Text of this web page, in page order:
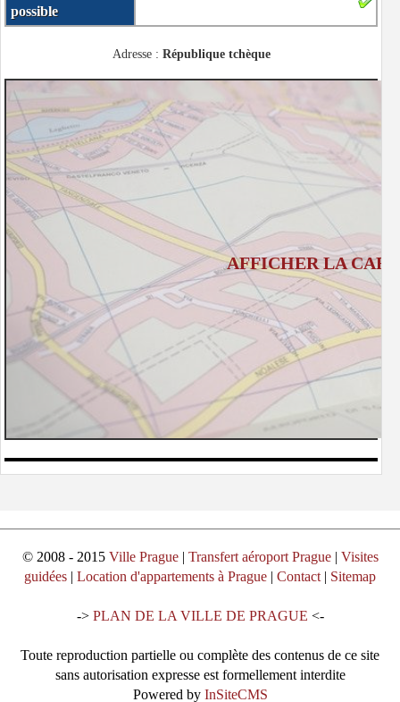
possible
Adresse : République tchèque
AFFICHER LA
© 2008 - 2015 Ville Prague| Transfert aéroport Prague| Visites
guidées | Location d'appartements à Prague | Contact | Sitemap
-> PLAN DE LA VILLE DE PRAGUE <-
Toute reproduction partielle ou complète des contenus de ce site
sans autorisation expresse est formellement interdite
Powered by InSiteCMS